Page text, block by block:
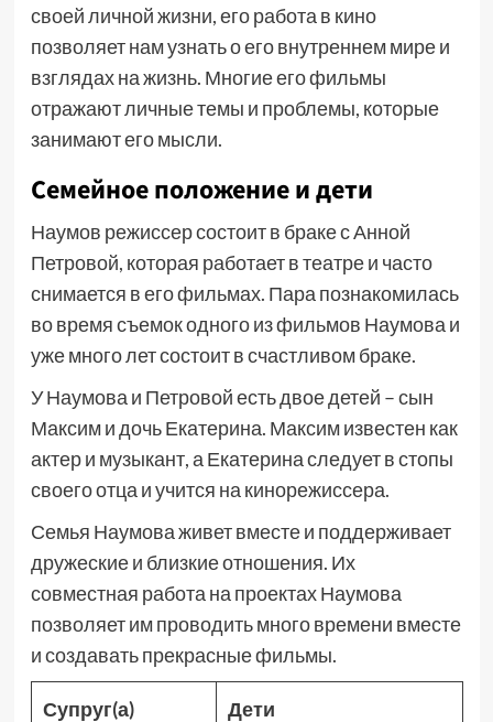
своей личной жизни, его работа в кино
позволяет нам узнать о его внутреннем мире и
взглядах на жизнь. Многие его фильмы
отражают личные темы и проблемы, которые
занимают его мысли.
Семейное положение и дети
Наумов режиссер состоит в браке с Анной
Петровой, которая работает в театре и часто
снимается в его фильмах. Пара познакомилась
во время съемок одного из фильмов Наумова и
уже много лет состоит в счастливом браке.
У Наумова и Петровой есть двое детей – сын
Максим и дочь Екатерина. Максим известен как
актер и музыкант, а Екатерина следует в стопы
своего отца и учится на кинорежиссера.
Семья Наумова живет вместе и поддерживает
дружеские и близкие отношения. Их
совместная работа на проектах Наумова
позволяет им проводить много времени вместе
и создавать прекрасные фильмы.
Супруг(а) Дети